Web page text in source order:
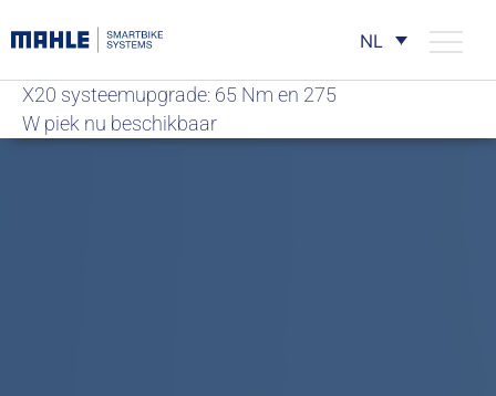
NL
X20 systeemupgrade: 65 Nm en 275
W piek nu beschikbaar